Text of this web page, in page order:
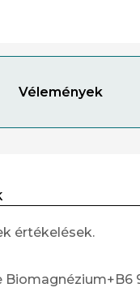
Vélemények
értékelések.
Biomagnézium+B6